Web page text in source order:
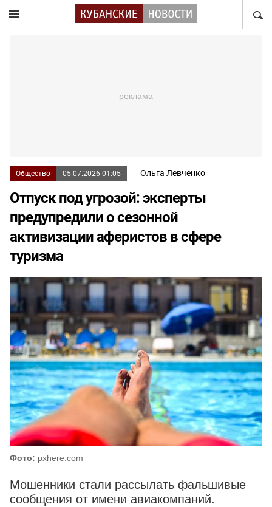
Общество 05.07.2026 01:05 Ольга Левченко
Отпуск под угрозой: эксперты
предупредили о сезонной
активизации аферистов в сфере
туризма
Фото: pxhere.com
Мошенники стали рассылать фальшивые
сообщения от имени авиакомпаний.